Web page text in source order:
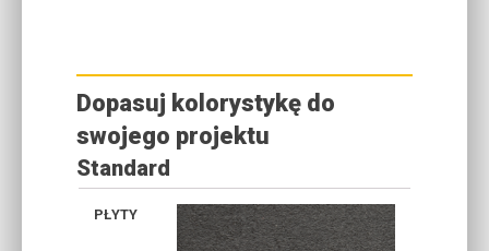
Dopasuj kolorystykę do
swojego projektu
Standard
SZARY